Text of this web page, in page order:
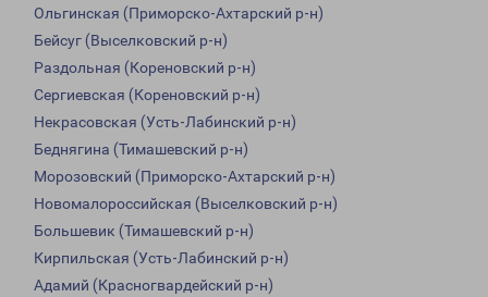
Ольгинская (Приморско-Ахтарский р-н)
Бейсуг (Выселковский р-н)
Раздольная (Кореновский р-н)
Сергиевская (Кореновский р-н)
Некрасовская (Усть-Лабинский р-н)
Беднягина (Тимашевский р-н)
Морозовский (Приморско-Ахтарский р-н)
Новомалороссийская (Выселковский р-н)
Большевик (Тимашевский р-н)
Кирпильская (Усть-Лабинский р-н)
Адамий (Красногвардейский р-н)